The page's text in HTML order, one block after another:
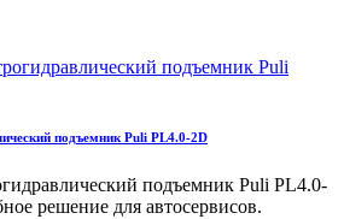
подъемник Puli PL4.0-2D
подъемник Puli PL4.0-
решение для автосервисов.